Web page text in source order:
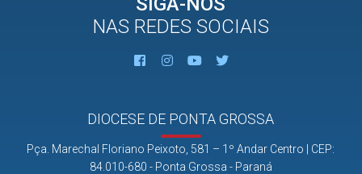
NAS REDES SOCIAIS
DIOCESE DE PONTA GROSSA
Pça. Marechal Floriano Peixoto, 581 – 1º Andar Centro | CEP:
84.010-680 - Ponta Grossa - Paraná